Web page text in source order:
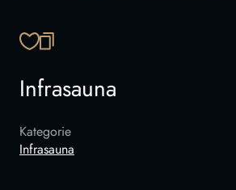
ZKOPÍROVAT ODKAZ
Infrasauna
Kategorie
Infrasauna